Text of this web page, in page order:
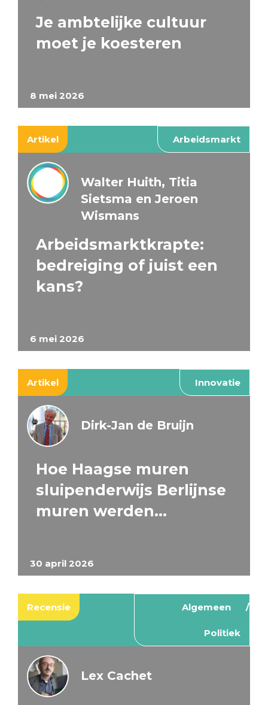
8 mei 2026
Je ambtelijke cultuur
moet je koesteren
Artikel Arbeidsmarkt
6 mei 2026
Walter Huith, Titia
Sietsma en Jeroen
Wismans
Arbeidsmarktkrapte:
bedreiging of juist een
kans?
Artikel Innovatie
30 april 2026
Dirk-Jan de Bruijn
Hoe Haagse muren
sluipenderwijs Berlijnse
muren werden…
Recensie Algemeen
Politiek
Lex Cachet